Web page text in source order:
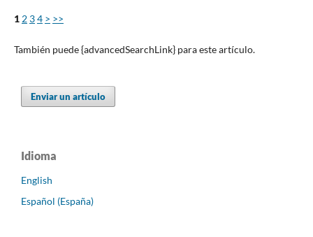
12 34 > >>
También puede {advancedSearchLink} para este artículo.
Enviar un artículo
Idioma
English
Español (España)